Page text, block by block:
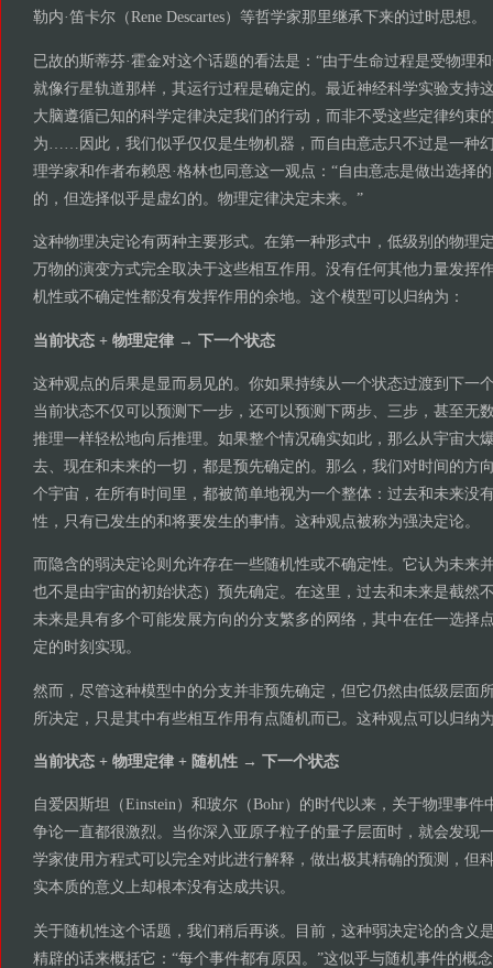
勒内·笛卡尔（Rene Descartes）等哲学家那里继承下来的过时思想。
已故的斯蒂芬·霍金对这个话题的看法是：“由于生命过程是受物理
就像行星轨道那样，其运行过程是确定的。最近神经科学实验支持
大脑遵循已知的科学定律决定我们的行动，而非不受这些定律约束
为……因此，我们似乎仅仅是生物机器，而自由意志只不过是一种
理学家和作者布赖恩·格林也同意这一观点：“自由意志是做出选择
的，但选择似乎是虚幻的。物理定律决定未来。”
这种物理决定论有两种主要形式。在第一种形式中，低级别的物理
万物的演变方式完全取决于这些相互作用。没有任何其他力量发挥
机性或不确定性都没有发挥作用的余地。这个模型可以归纳为：
当前状态 + 物理定律 → 下一个状态
这种观点的后果是显而易见的。你如果持续从一个状态过渡到下一
当前状态不仅可以预测下一步，还可以预测下两步、三步，甚至无
推理一样轻松地向后推理。如果整个情况确实如此，那么从宇宙大
去、现在和未来的一切，都是预先确定的。那么，我们对时间的方
个宇宙，在所有时间里，都被简单地视为一个整体：过去和未来没
性，只有已发生的和将要发生的事情。这种观点被称为强决定论。
而隐含的弱决定论则允许存在一些随机性或不确定性。它认为未来
也不是由宇宙的初始状态）预先确定。在这里，过去和未来是截然
未来是具有多个可能发展方向的分支繁多的网络，其中在任一选择
定的时刻实现。
然而，尽管这种模型中的分支并非预先确定，但它仍然由低级层面
所决定，只是其中有些相互作用有点随机而已。这种观点可以归纳
当前状态 + 物理定律 + 随机性 → 下一个状态
自爱因斯坦（Einstein）和玻尔（Bohr）的时代以来，关于物理事件
争论一直都很激烈。当你深入亚原子粒子的量子层面时，就会发现
学家使用方程式可以完全对此进行解释，做出极其精确的预测，但
实本质的意义上却根本没有达成共识。
关于随机性这个话题，我们稍后再谈。目前，这种弱决定论的含义
精辟的话来概括它：“每个事件都有原因。”这似乎与随机事件的概